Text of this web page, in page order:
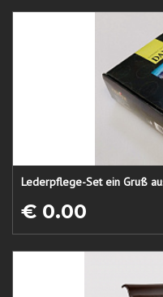
Lederpflege-Set ein Gruß
€ 0.00